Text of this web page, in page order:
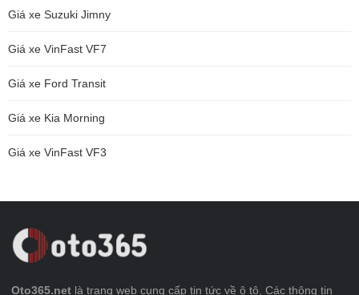
Giá xe Suzuki Jimny
Giá xe VinFast VF7
Giá xe Ford Transit
Giá xe Kia Morning
Giá xe VinFast VF3
Oto365.net là trang web cung cấp tin tức về ô tô. Các thông tin